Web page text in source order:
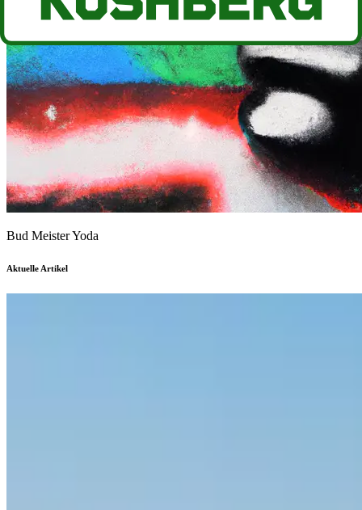
Bud Meister Yoda
Aktuelle Artikel